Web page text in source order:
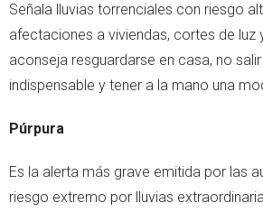
Señala lluvias torrenciales con riesgo
afectaciones a viviendas, cortes de luz
aconseja resguardarse en casa, no
indispensable y tener a la mano una
Púrpura
Es la alerta más grave emitida por las
riesgo extremo por lluvias